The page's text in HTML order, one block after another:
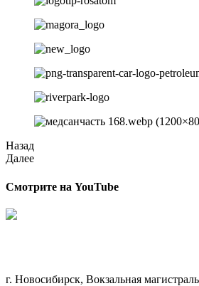
Назад
Далее
Смотрите на YouTube
г. Новосибирск, Вокзальная магистраль